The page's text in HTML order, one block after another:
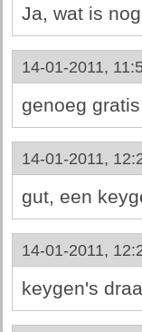
Ja, wat is
14-01-2011,
genoeg
14-01-2011,
gut, een
14-01-2011,
keygen's